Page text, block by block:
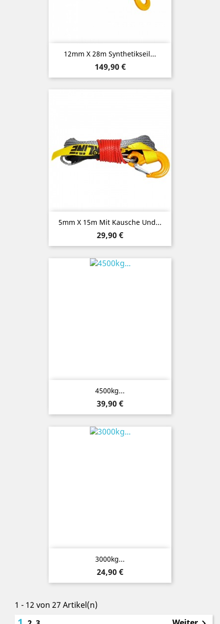
12mm X 28m Synthetikseil...
Preis
149,90 €
5mm X 15m Mit Kausche Und...
Preis
29,90 €
4500kg...
Preis
39,90 €
3000kg...
Preis
24,90 €
1 - 12 von 27 Artikel(n)